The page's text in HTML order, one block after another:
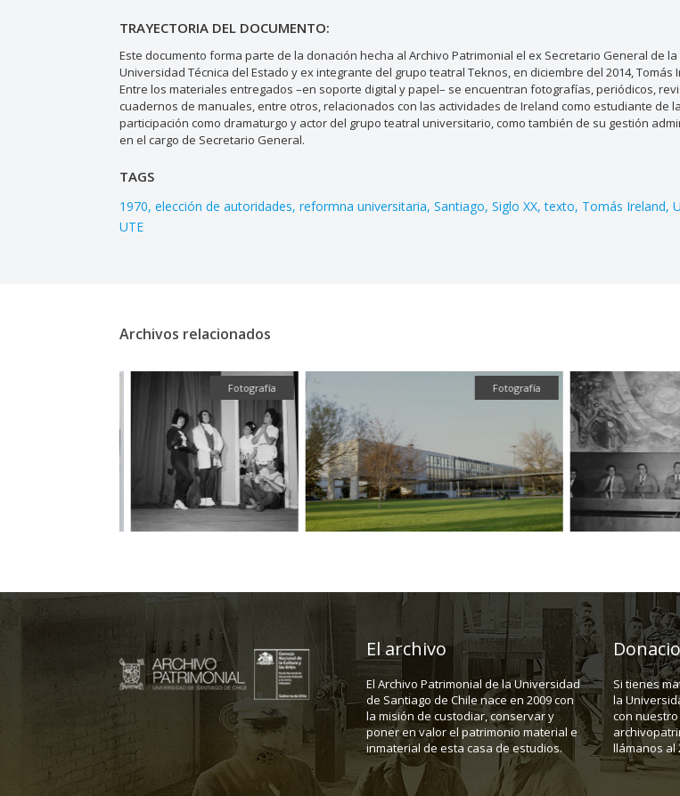
TRAYECTORIA DEL DOCUMENTO:
Este documento forma parte de la donación hecha al Archivo Patrimonial el ex Secretario General de la
Universidad Técnica del Estado y ex integrante del grupo teatral Teknos, en diciembre del 2014, Tomás
Entre los materiales entregados –en soporte digital y papel– se encuentran fotografías, periódicos,
cuadernos de manuales, entre otros, relacionados con las actividades de Ireland como estudiante de la
participación como dramaturgo y actor del grupo teatral universitario, como también de su gestión
en el cargo de Secretario General.
TAGS
1970 elección de autoridades reformna universitaria Santiago Siglo XX texto Tomás Ireland
UTE
Archivos relacionados
Fotografía Fotografía
El archivo
El Archivo Patrimonial de la Universidad
de Santiago de Chile nace en 2009 con
la misión de custodiar, conservar y
poner en valor el patrimonio material e
inmaterial de esta casa de estudios.
Si tienes
la
con
llámanos al